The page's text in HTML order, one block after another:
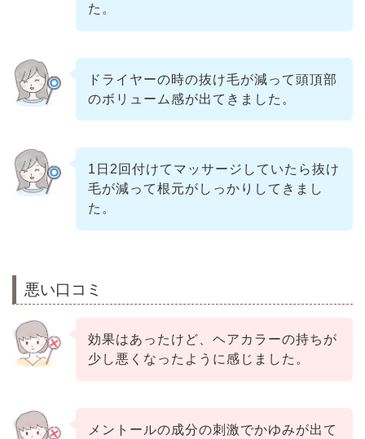
た。
ドライヤーの時の抜け毛が減って頭頂部
のボリューム感が出てきました。
1日2回付けてマッサージしていたら抜け
毛が減って根元がしっかりしてきまし
た。
悪い口コミ
効果はあったけど、ヘアカラーの持ちが
少し悪くなったように感じました。
メントールの成分の刺激でかゆみが出て